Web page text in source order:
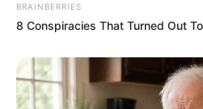
BRAINBERRIES
8 Conspiracies That Turned Out